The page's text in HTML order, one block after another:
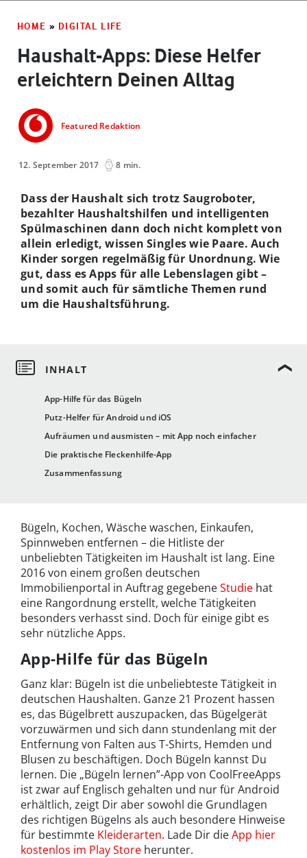
HOME » DIGITAL LIFE
Haushalt-Apps: Diese Helfer
erleichtern Deinen Alltag
Featured Redaktion
12. September 2017 8 min.
App-Hilfe für das Bügeln
Putz-Helfer für Android und iOS
Aufräumen und ausmisten – mit App noch einfacher
Die praktische Fleckenhilfe-App
Zusammenfassung
Dass der Haushalt sich trotz Saugroboter,
bezahlter Haushaltshilfen und intelligenten
Spülmaschinen dann doch nicht komplett von
allein erledigt, wissen Singles wie Paare. Auch
Kinder sorgen regelmäßig für Unordnung. Wie
gut, dass es Apps für alle Lebenslagen gibt –
und somit auch für sämtliche Themen rund
um die Haushaltsführung.
Bügeln, Kochen, Wäsche waschen, Einkaufen,
Spinnweben entfernen – die Hitliste der
unbeliebten Tätigkeiten im Haushalt ist lang. Eine
2016 von einem großen deutschen
Immobilienportal in Auftrag gegebeneStudie hat
eine Rangordnung erstellt, welche Tätigkeiten
besonders verhasst sind. Doch für einige gibt es
sehr nützliche Apps.
App-Hilfe für das Bügeln
Ganz klar: Bügeln ist die unbeliebteste Tätigkeit in
deutschen Haushalten. Ganze 21 Prozent hassen
es, das Bügelbrett auszupacken, das Bügelgerät
vorzuwärmen und sich dann stundenlang mit der
Entfernung von Falten aus T-Shirts, Hemden und
Blusen zu beschäftigen. Doch Bügeln kannst Du
lernen. Die „Bügeln lernen”-App von CoolFreeApps
ist zwar auf Englisch gehalten und nur für Android
erhältlich, zeigt Dir aber sowohl die Grundlagen
des richtigen Bügelns als auch besondere Hinweise
für bestimmte Kleiderarten. Lade Dir dieApp hier
kostenlos im Play Store herunter.